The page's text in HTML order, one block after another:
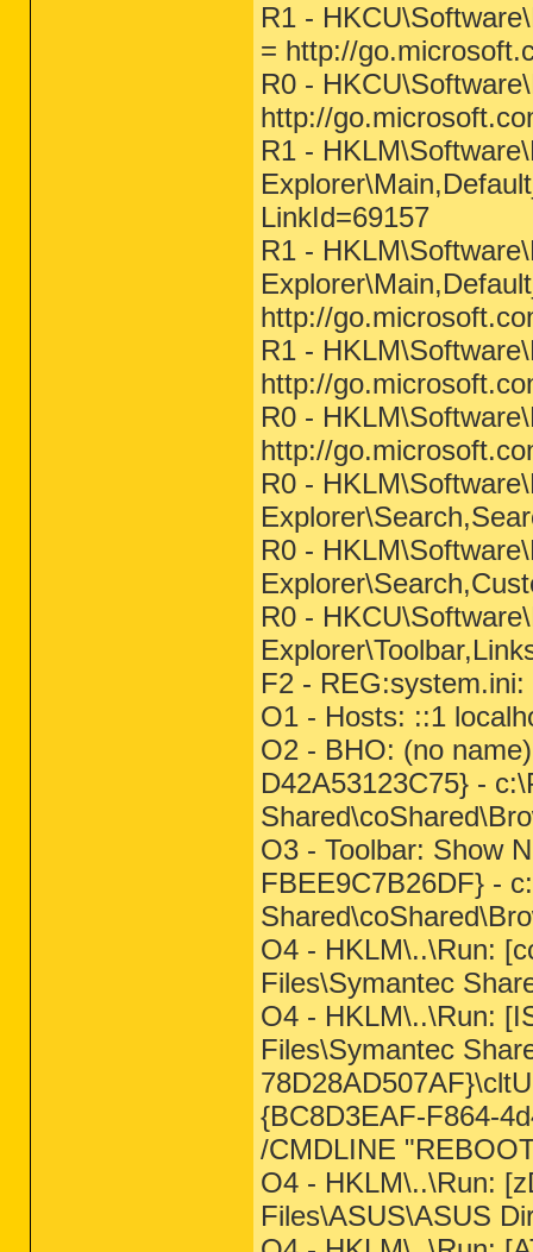
R1 -
= http://
R0 -
http://
R1 -
LinkId=69157
R1 -
http://
R1 -
http://
R0 -
http://
R0 -
R0 -
R0 -
F2 -
O1 - Hosts: ::1
O2 - BHO: (no
D42A53123C75} -
O3 - Toolbar: Show
FBEE9C7B26DF} -
O4 - HKLM\..\Run:
Files\Symantec
O4 - HKLM\..\Run:
Files\Symantec
{BC8D3EAF-F864-
/CMDLINE
O4 - HKLM\..\Run:
Files\ASUS\ASUS